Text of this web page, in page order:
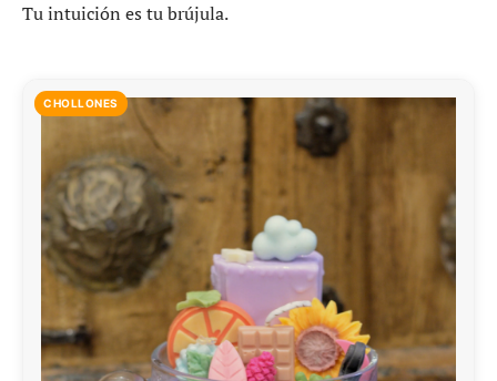
Tu intuición es tu brújula.
CHOLLONES